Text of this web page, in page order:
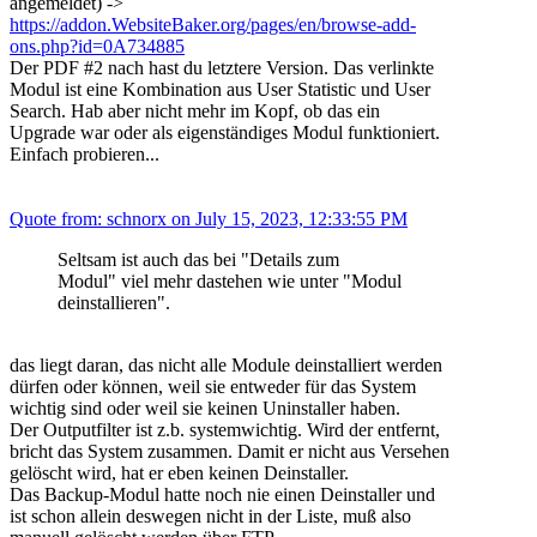
https://addon.WebsiteBaker.org/pages/en/browse-add-
ons.php?id=0A734885
Der PDF #2 nach hast du letztere Version. Das verlinkte
Modul ist eine Kombination aus User Statistic und User
Search. Hab aber nicht mehr im Kopf, ob das ein
Upgrade war oder als eigenständiges Modul funktioniert.
Einfach probieren...
Quote from: schnorx on July 15, 2023, 12:33:55 PM
Seltsam ist auch das bei "Details zum
Modul" viel mehr dastehen wie unter "Modul
deinstallieren".
das liegt daran, das nicht alle Module deinstalliert werden
dürfen oder können, weil sie entweder für das System
wichtig sind oder weil sie keinen Uninstaller haben.
Der Outputfilter ist z.b. systemwichtig. Wird der entfernt,
bricht das System zusammen. Damit er nicht aus Versehen
gelöscht wird, hat er eben keinen Deinstaller.
Das Backup-Modul hatte noch nie einen Deinstaller und
ist schon allein deswegen nicht in der Liste, muß also